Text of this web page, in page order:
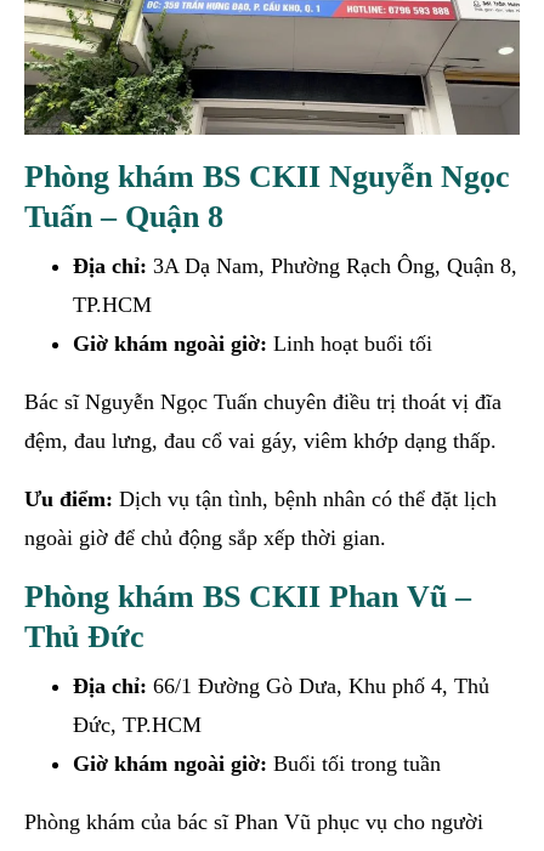
Phòng khám BS CKII Nguyễn Ngọc
Tuấn – Quận 8
Địa chỉ: 3A Dạ Nam, Phường Rạch Ông, Quận 8,
TP.HCM
Giờ khám ngoài giờ: Linh hoạt buổi tối
Bác sĩ Nguyễn Ngọc Tuấn chuyên điều trị thoát vị đĩa
đệm, đau lưng, đau cổ vai gáy, viêm khớp dạng thấp.
Ưu điểm: Dịch vụ tận tình, bệnh nhân có thể đặt lịch
ngoài giờ để chủ động sắp xếp thời gian.
Phòng khám BS CKII Phan Vũ –
Thủ Đức
Địa chỉ: 66/1 Đường Gò Dưa, Khu phố 4, Thủ
Đức, TP.HCM
Giờ khám ngoài giờ: Buổi tối trong tuần
Phòng khám của bác sĩ Phan Vũ phục vụ cho người